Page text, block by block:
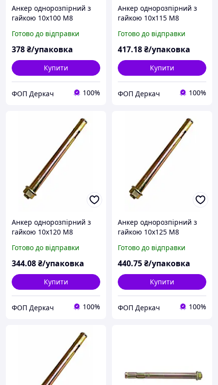
Анкер однорозпірний з
гайкою 10х100 М8
Готово до відправки
378₴/упаковка
Купити
ФОП Деркач 100%
Анкер однорозпірний з
гайкою 10х115 М8
Готово до відправки
417.18₴/упаковка
Купити
ФОП Деркач 100%
Анкер однорозпірний з
гайкою 10х120 М8
Готово до відправки
344.08₴/упаковка
Купити
ФОП Деркач 100%
Анкер однорозпірний з
гайкою 10х125 М8
Готово до відправки
440.75₴/упаковка
Купити
ФОП Деркач 100%